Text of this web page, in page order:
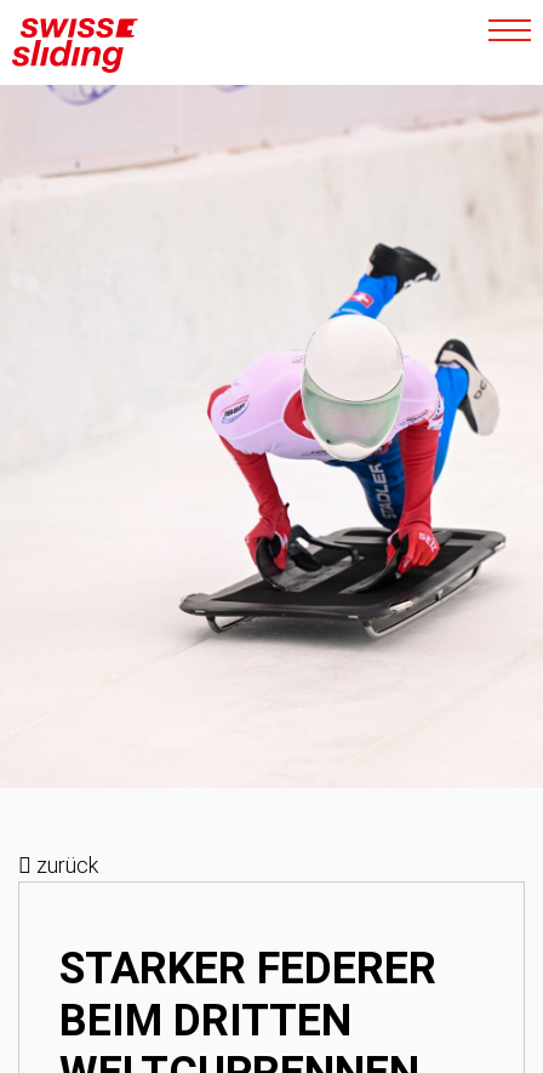
zurück
STARKER FEDERER
BEIM DRITTEN